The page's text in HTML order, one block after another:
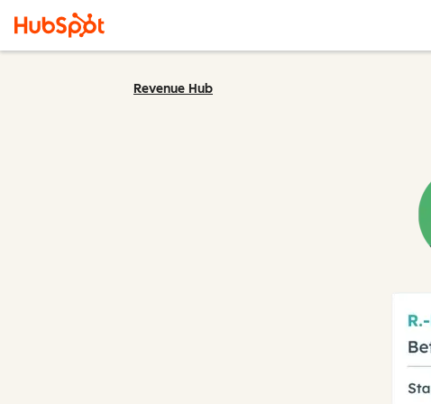
Revenue Hub